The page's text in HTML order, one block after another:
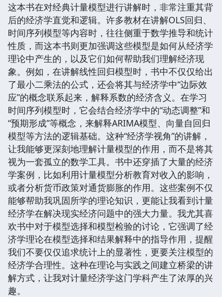
这本书在对经典计量模型进行讲解时，非常注重其背
后的经济学直觉和逻辑。许多教材在讲解OLS回归、
时间序列模型等内容时，往往侧重于数学推导和统计
性质，而这本书则更加强调这些模型是如何从经济学
理论中产生的，以及它们如何帮助我们理解经济现
象。例如，在讲解线性回归模型时，书中不仅仅给出
了最小二乘法的公式，还会将其与经济学中“边际效
应”的概念联系起来，解释系数的经济含义。在学习
时间序列模型时，它会结合经济学中的“动态调整”和
“预期形成”等概念，来解释ARIMA模型、向量自回归
模型等方法的逻辑基础。这种“经济学视角”的讲解，
让我能够更深刻地理解计量模型的作用，而不是将其
视为一套孤立的数学工具。书中还穿插了大量的经济
学案例，比如利用计量模型分析教育对收入的影响，
或者分析货币政策对通货膨胀的作用。这些案例不仅
能够帮助我巩固所学的理论知识，更能让我看到计量
经济学在解决现实经济问题中的强大力量。我尤其喜
欢书中对于模型选择和模型检验的讨论，它强调了经
济学理论在模型选择和结果解释中的指导作用，提醒
我们不要仅仅追求统计上的显著性，更要关注模型的
经济学合理性。这种在理论与实践之间建立桥梁的讲
解方式，让我对计量经济学这门学科产生了浓厚的兴
趣。